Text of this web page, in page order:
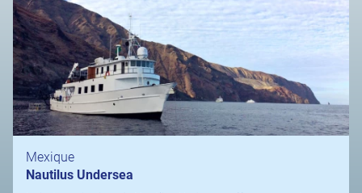
Mexique
Nautilus Undersea